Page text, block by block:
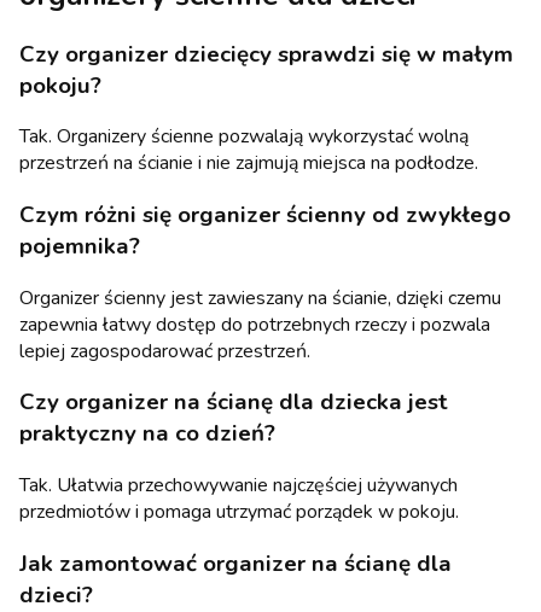
Czy organizer dziecięcysprawdzi się w małym
pokoju?
Tak. Organizery ścienne pozwalają wykorzystać wolną
przestrzeń na ścianie i nie zajmują miejsca na podłodze.
Czym różni się organizer ścienny od zwykłego
pojemnika?
Organizer ścienny jest zawieszany na ścianie, dzięki czemu
zapewnia łatwy dostęp do potrzebnych rzeczy i pozwala
lepiej zagospodarować przestrzeń.
Czy organizer na ścianę dla dzieckajest
praktyczny na co dzień?
Tak. Ułatwia przechowywanie najczęściej używanych
przedmiotów i pomaga utrzymać porządek w pokoju.
Jak zamontować organizer na ścianę dla
dzieci?